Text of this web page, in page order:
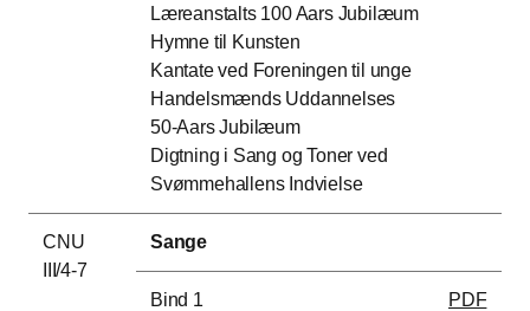
Læreanstalts 100 Aars Jubilæum
Hymne til Kunsten
Kantate ved Foreningen til unge
Handelsmænds Uddannelses
50-Aars Jubilæum
Digtning i Sang og Toner ved
Svømmehallens Indvielse
CNU
III/4-7
Sange
Bind 1 PDF